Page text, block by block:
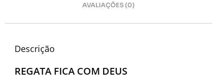
AVALIAÇÕES (0)
Descrição
REGATA FICA COM DEUS